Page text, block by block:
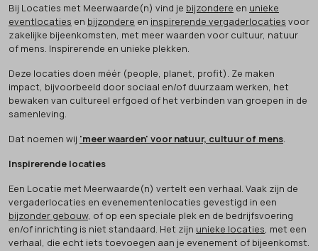
Bij Locaties met Meerwaarde(n) vind je bijzondere en unieke
eventlocaties en bijzondere en inspirerende vergaderlocaties voor
zakelijke bijeenkomsten, met meer waarden voor cultuur, natuur
of mens. Inspirerende en unieke plekken.
Deze locaties doen méér (people, planet, profit). Ze maken
impact, bijvoorbeeld door sociaal en/of duurzaam werken, het
bewaken van cultureel erfgoed of het verbinden van groepen in de
samenleving.
Dat noemen wij 'meer waarden' voor natuur, cultuur of mens.
Inspirerende locaties
Een Locatie met Meerwaarde(n) vertelt een verhaal. Vaak zijn de
vergaderlocaties en evenementenlocaties gevestigd in een
bijzonder gebouw, of op een speciale plek en de bedrijfsvoering
en/of inrichting is niet standaard. Het zijn unieke locaties, met een
verhaal, die echt iets toevoegen aan je evenement of bijeenkomst.